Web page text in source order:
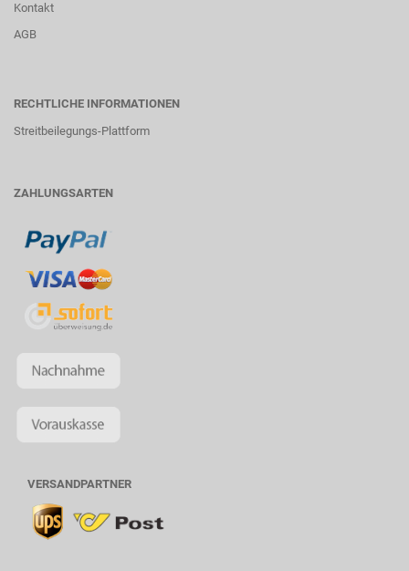
Kontakt
AGB
RECHTLICHE INFORMATIONEN
Streitbeilegungs-Plattform
ZAHLUNGSARTEN
VERSANDPARTNER